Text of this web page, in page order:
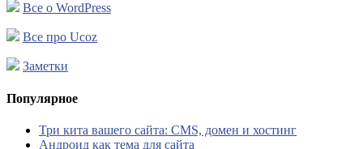
Все о WordPress
Все про Ucoz
Заметки
Популярное
Три кита вашего сайта: CMS, домен и хостинг
Андроид как тема для сайта